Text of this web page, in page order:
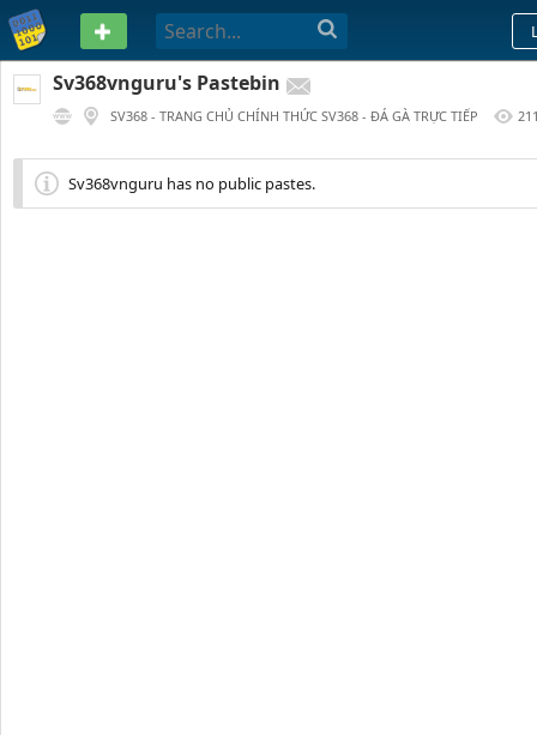
PASTEBIN
Sv368vnguru's Pastebin
SV368 - TRANG CHỦ CHÍNH THỨC SV368 - ĐÁ GÀ TRỰC TIẾP
Sv368vnguru has no public pastes.